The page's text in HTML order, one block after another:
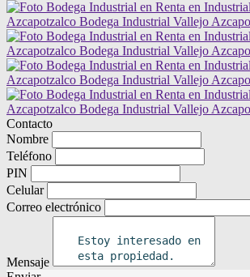
Contacto
Nombre
Teléfono
PIN
Celular
Correo electrónico
Mensaje